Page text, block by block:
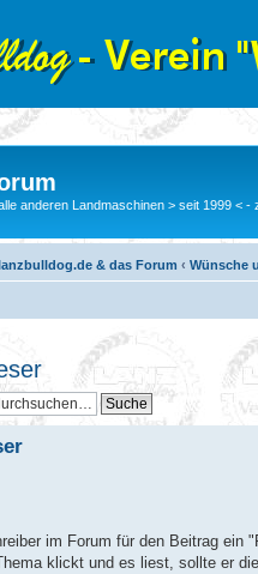
anderen Landmaschinen > seit 1999 <
& das Forum ‹ Wünsche
im Forum für den Beitrag ein
klickt und es liest, sollte er